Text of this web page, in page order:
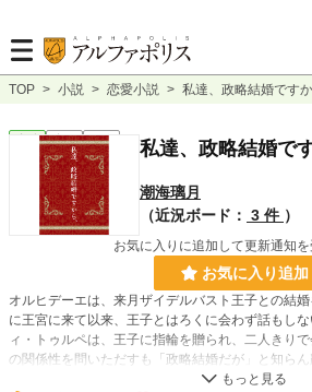
TOP > 小説 > 恋愛小説 > 私達、政略結婚ですか
完結 短編 私達、政略結婚で
潮海璃月
（近況ボード： 3 件 ）
お気に入りに追加して更新通知を
お気に入り追加
オルヒデーエは、来月ザイデルバスト王子との結
に王宮に来て以来、王子とはろくに会わず話もし
ィ・トゥルペは、王子に指輪を贈られ、二人きり
の関係性を問いただすも「政略結婚だが」と知ら
ルヒデーエに向かって「政略結婚ですから」とし